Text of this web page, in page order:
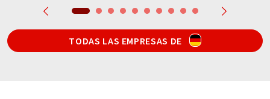
TODAS LAS EMPRESAS DE